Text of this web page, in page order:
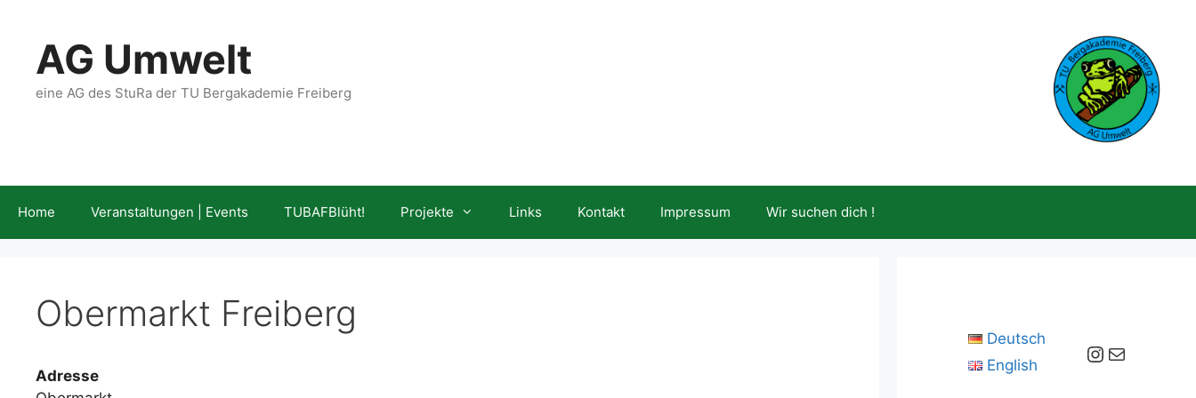
springenAG Umwelt
eine AG des StuRa der TU Bergakademie Freiberg
Home Veranstaltungen | Events TUBAFBlüht! Projekte Links Kontakt Impressum Wir suchen dich !
Obermarkt Freiberg
Adresse
Deutsch
English
Instagram E-Mail